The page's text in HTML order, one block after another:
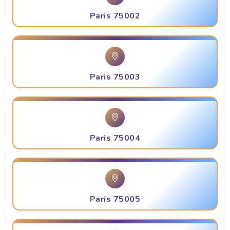
Paris 75002
Paris 75003
Paris 75004
Paris 75005